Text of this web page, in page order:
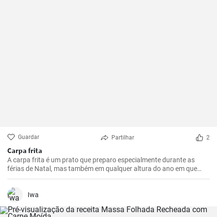
Guardar Partilhar 2
Carpa frita
A carpa frita é um prato que preparo especialmente durante as
férias de Natal, mas também em qualquer altura do ano em que
queiramos presentear a nossa família com algo realmente especial.
Iwa